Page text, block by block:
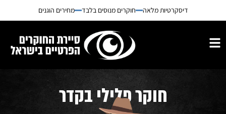
דיסקרטיות מלאה חוקרים מנוסים בלבד מחירים הוגנים
חוקר פלילי בקדר